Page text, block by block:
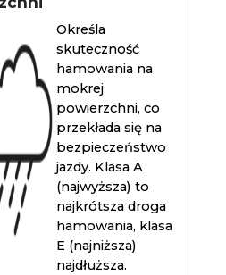
Określa
skuteczność
hamowania na
mokrej
powierzchni, co
przekłada się na
bezpieczeństwo
jazdy. Klasa A
(najwyższa) to
najkrótsza droga
hamowania, klasa
E (najniższa)
najdłuższa.